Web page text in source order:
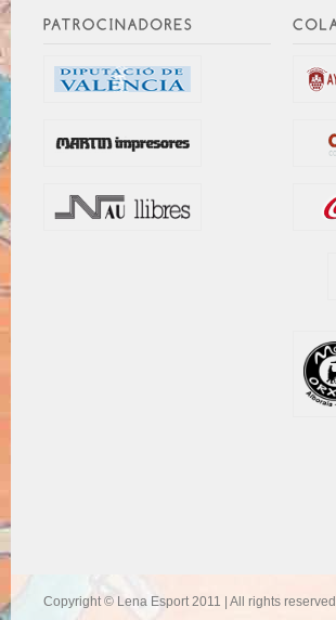
Copyright © Lena Esport 2011 | All rights reserved